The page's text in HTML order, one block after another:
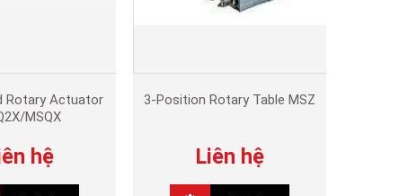
Rotary Actuator
MSQX
hệ
3-Position Rotary Table MSZ
Liên hệ